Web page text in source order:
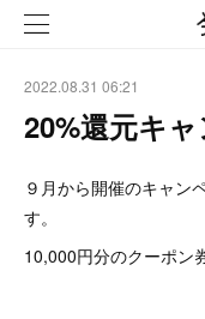
2022.08.31 06:21
20%還元キ
９月から開催のキャン
す。
10,000円分のクーポン